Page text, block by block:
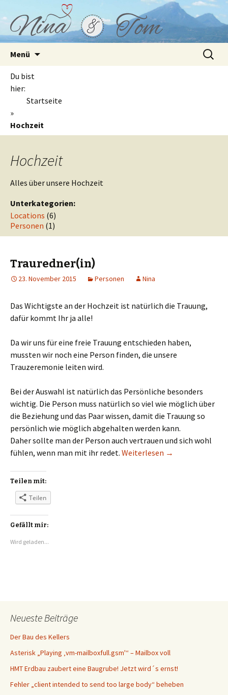
Menü
Suchen
nach:
Du bist
hier:
Startseite
»
Hochzeit
Hochzeit
Alles über unsere Hochzeit
Unterkategorien:
Locations (6)
Personen (1)
Trauredner(in)
23. November 2015 Personen Nina
Das Wichtigste an der Hochzeit ist natürlich die Trauung,
dafür kommt Ihr ja alle!
Da wir uns für eine freie Trauung entschieden haben,
mussten wir noch eine Person finden, die unsere
Trauzeremonie leiten wird.
Bei der Auswahl ist natürlich das Persönliche besonders
wichtig. Die Person muss natürlich so viel wie möglich über
die Beziehung und das Paar wissen, damit die Trauung so
persönlich wie möglich abgehalten werden kann.
Daher sollte man der Person auch vertrauen und sich wohl
fühlen, wenn man mit ihr redet. Weiterlesen Trauredner(in)
→
Teilen mit:
Teilen
Gefällt mir:
Wird geladen...
Neueste Beiträge
Der Bau des Kellers
Asterisk „Playing ‚vm-mailboxfull.gsm'“ – Mailbox voll
HMT Erdbau zaubert eine Baugrube! Jetzt wird´s ernst!
Fehler „client intended to send too large body“ beheben